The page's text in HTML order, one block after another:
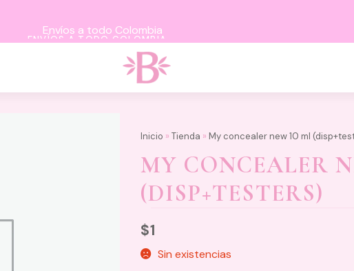
ENVÍOS A TODO COLOMBIA
Inicio » Tienda » My concealer new 10 ml
MY CONCEALER
(DISP+TESTERS)
$1
Sin existencias